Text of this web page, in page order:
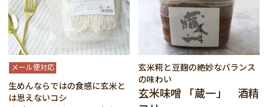
メール便対応
生めんならではの食感に玄米と
は思えないコシ
玄米糀と豆麹の絶妙なバランス
の味わい
玄米味噌 「蔵一」 酒精